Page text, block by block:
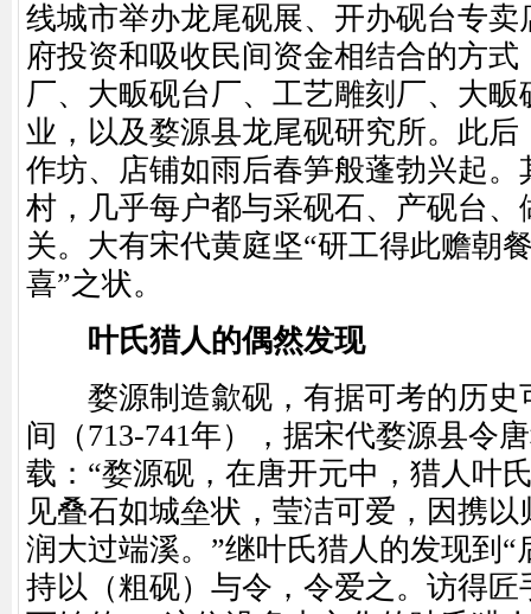
线城市举办龙尾砚展、开办砚台专卖
府投资和吸收民间资金相结合的方
厂、大畈砚台厂、工艺雕刻厂、大
业，以及婺源县龙尾砚研究所。此
作坊、店铺如雨后春笋般蓬勃兴起。
村，几乎每户都与采砚石、产砚台、
关。大有宋代黄庭坚“研工得此赡朝
喜”之状。
叶氏猎人的偶然发现
婺源制造歙砚，有据可考的历史
间（713-741年），据宋代婺源县令
载：“婺源砚，在唐开元中，猎人叶
见叠石如城垒状，莹洁可爱，因携
润大过端溪。”继叶氏猎人的发现到“
持以（粗砚）与令，令爱之。访得匠